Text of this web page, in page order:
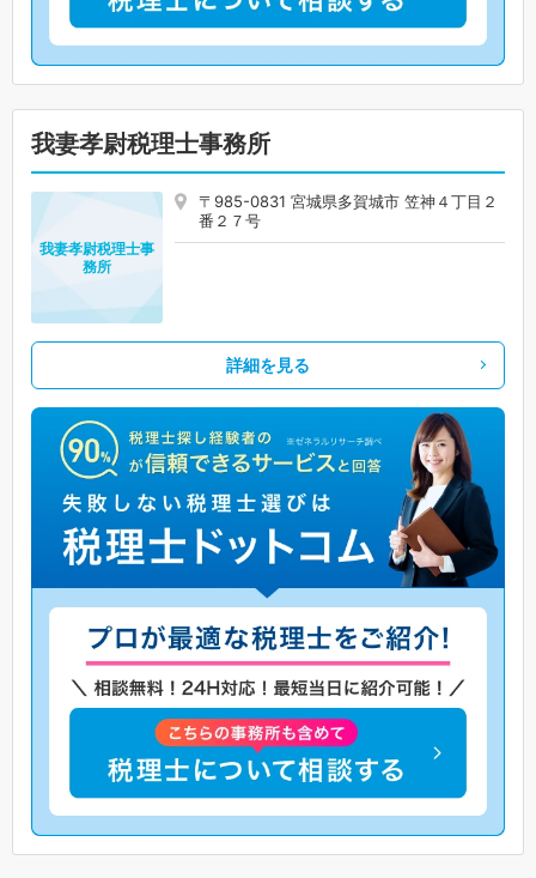
我妻孝尉税理士事務所
〒985-0831 宮城県多賀城市 笠神４丁目２
番２７号
我妻孝尉税理士事
務所
詳細を見る